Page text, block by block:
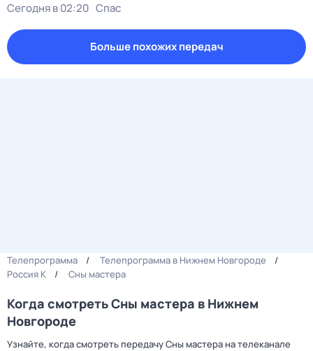
Сегодня в 02:20 Спас
Больше похожих передач
Телепрограмма
Телепрограмма в Нижнем Новгороде
Россия К
Сны мастера
Когда смотреть Сны мастера в Нижнем
Новгороде
Узнайте, когда смотреть передачу Сны мастера на телеканале